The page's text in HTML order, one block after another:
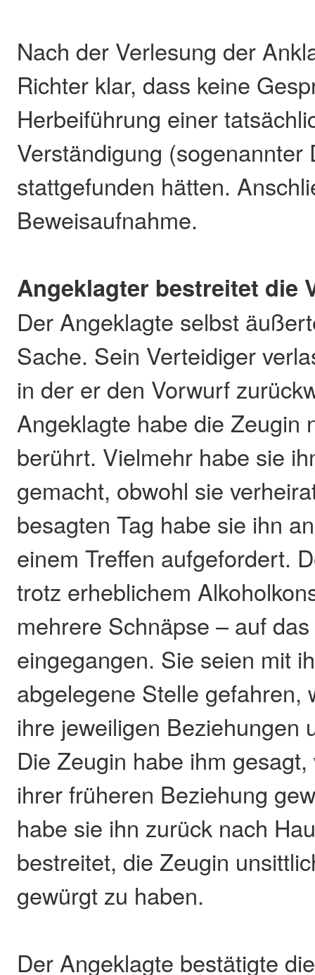
Nach der Verlesung der
Richter klar, dass keine
Herbeiführung einer
Verständigung (sogenannter
stattgefunden hätten.
Beweisaufnahme.
Angeklagter bestreitet die
Der Angeklagte selbst
Sache. Sein Verteidiger
in der er den Vorwurf
Angeklagte habe die Zeugin
berührt. Vielmehr habe sie
gemacht, obwohl sie
besagten Tag habe sie ihn
einem Treffen aufgefordert.
trotz erheblichem
mehrere Schnäpse – auf
eingegangen. Sie seien mit
abgelegene Stelle gefahren,
ihre jeweiligen Beziehungen
Die Zeugin habe ihm
ihrer früheren Beziehung
habe sie ihn zurück nach
bestreitet, die Zeugin
gewürgt zu haben.
Der Angeklagte bestätigte